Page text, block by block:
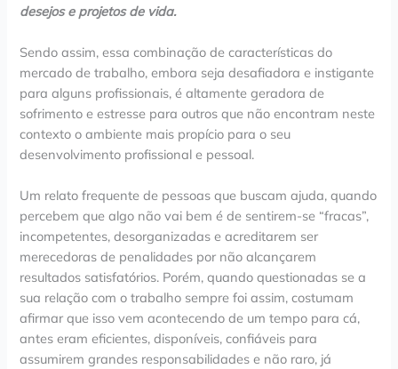
desejos e projetos de vida.
Sendo assim, essa combinação de características do
mercado de trabalho, embora seja desafiadora e instigante
para alguns profissionais, é altamente geradora de
sofrimento e estresse para outros que não encontram neste
contexto o ambiente mais propício para o seu
desenvolvimento profissional e pessoal.
Um relato frequente de pessoas que buscam ajuda, quando
percebem que algo não vai bem é de sentirem-se “fracas”,
incompetentes, desorganizadas e acreditarem ser
merecedoras de penalidades por não alcançarem
resultados satisfatórios. Porém, quando questionadas se a
sua relação com o trabalho sempre foi assim, costumam
afirmar que isso vem acontecendo de um tempo para cá,
antes eram eficientes, disponíveis, confiáveis para
assumirem grandes responsabilidades e não raro, já